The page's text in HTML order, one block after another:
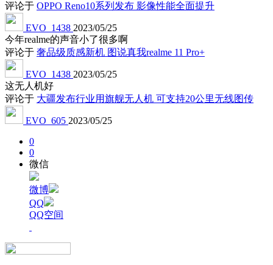
评论于 OPPO Reno10系列发布 影像性能全面提升
EVO_1438 2023/05/25
今年realme的声音小了很多啊
评论于 奢品级质感新机 图说真我realme 11 Pro+
EVO_1438 2023/05/25
这无人机好
评论于 大疆发布行业用旗舰无人机 可支持20公里无线图传
EVO_605 2023/05/25
0
0
微信
微博
QQ
QQ空间